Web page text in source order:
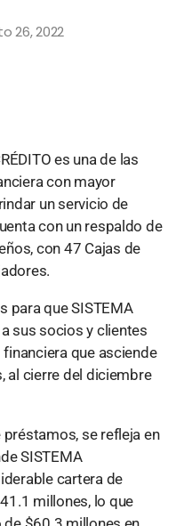
26, 2022
es una de las
con mayor
un servicio de
con un respaldo de
con 47 Cajas de
para que SISTEMA
a sus socios y clientes
que asciende
al cierre del diciembre
se refleja en
SISTEMA
cartera de
millones, lo que